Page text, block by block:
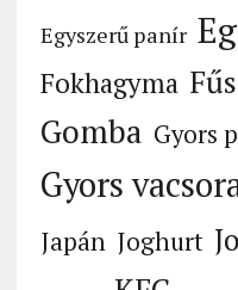
Egyszerű panír
Fokhagyma
Gomba Gyors
Gyors
Japán Joghurt